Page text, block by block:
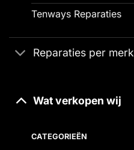
Tenways Reparaties
Reparaties per merk
Wat verkopen wij
CATEGORIEËN